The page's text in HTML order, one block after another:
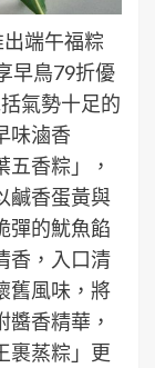
端午福粽
早鳥79折優
氣勢十足的
味滷香
香粽」，
鹹香蛋黃與
彈的魷魚餡
香，入口清
舊風味，將
香精華，
裹蒸粽」更